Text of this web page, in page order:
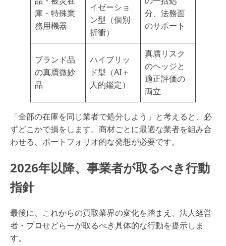
庫・特殊業
務用機器
イゼーショ
ン型（個別
折衝）
分、法務面
のサポート
ブランド品
の真贋微妙
品
ハイブリッ
ド型（AI＋
人的鑑定）
真贋リスク
のヘッジと
適正評価の
両立
「全部の在庫を同じ業者で処分しよう」と考えると、必
ずどこかで損をします。商材ごとに最適な業者を組み合
わせる、ポートフォリオ的な発想が必要です。
2026年以降、事業者が取るべき行動
指針
最後に、これからの買取業界の変化を踏まえ、法人経営
者・プロせどらーが取るべき具体的な行動を提示しま
す。